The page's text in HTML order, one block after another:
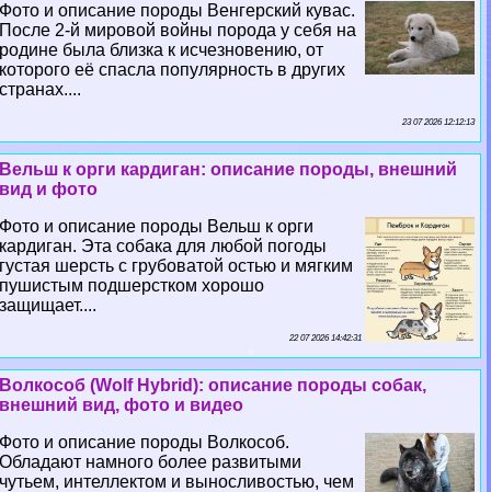
Фото и описание породы Венгерский кувас.
После 2-й мировой войны порода у себя на
родине была близка к исчезновению, от
которого её спасла популярность в других
странах....
23 07 2026 12:12:13
Вельш к opги кардиган: описание породы, внешний
вид и фото
Фото и описание породы Вельш к opги
кардиган. Эта собака для любой погоды
густая шерсть с грубоватой остью и мягким
пушистым подшерстком хорошо
защищает....
22 07 2026 14:42:31
Волкособ (Wolf Hybrid): описание породы собак,
внешний вид, фото и видео
Фото и описание породы Волкособ.
Обладают намного более развитыми
чутьем, интеллектом и выносливостью, чем